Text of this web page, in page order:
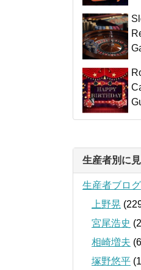
生産者別に
生産者ブログ
上野晃
宮尾浩史
相崎増夫
塚野悠平